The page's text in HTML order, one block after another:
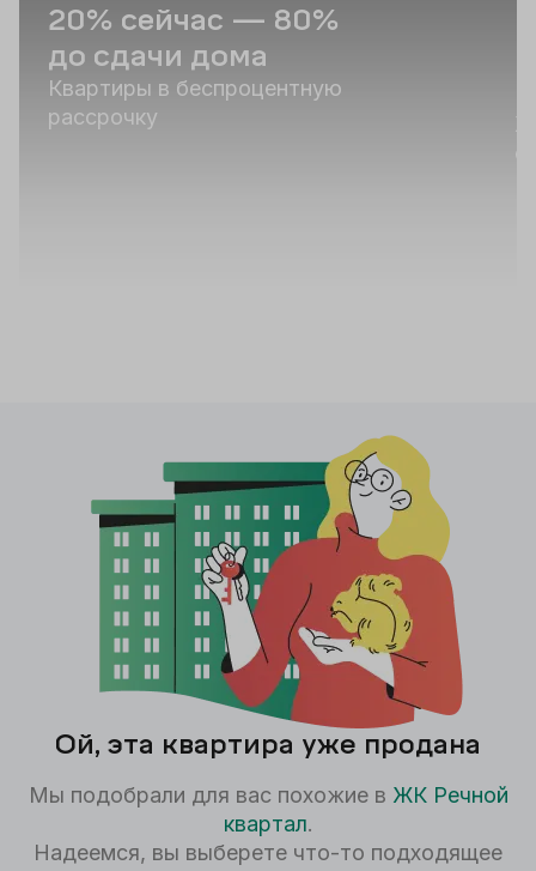
20% сейчас — 80%
до сдачи дома
Квартиры в беспроцентную
рассрочку
Ой, эта квартира уже продана
Мы подобрали для вас похожие в ЖК Речной
квартал.
Надеемся, вы выберете что-то подходящее